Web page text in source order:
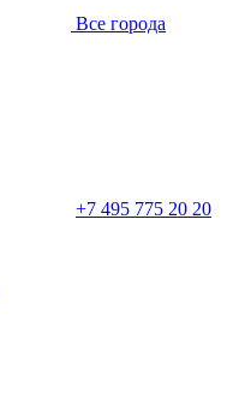
Все города
+7 495 775 20 20